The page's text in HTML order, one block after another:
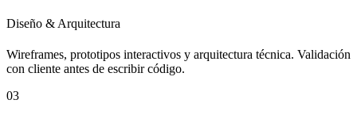
Diseño & Arquitectura
Wireframes, prototipos interactivos y arquitectura técnica. Validación
con cliente antes de escribir código.
03